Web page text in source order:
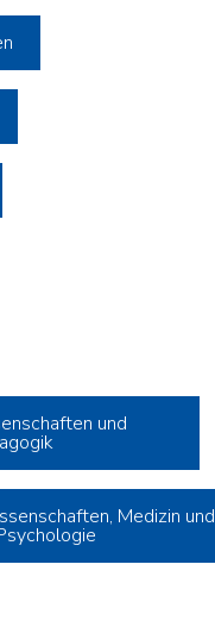
und
Medizin und